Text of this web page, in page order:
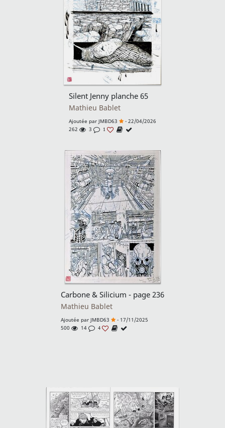
Silent Jenny planche 65
Mathieu Bablet
Ajoutée par JMBD63
- 22/04/2026
262
3 1
Carbone & Silicium - page 236
Mathieu Bablet
Ajoutée par JMBD63
- 17/11/2025
500
14 4